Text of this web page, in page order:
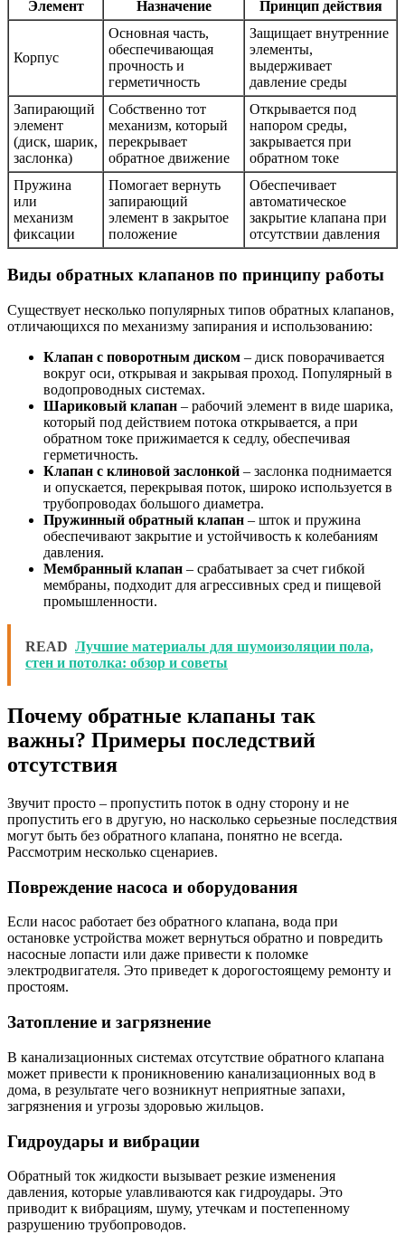
Элемент Назначение Принцип действия
Корпус
Основная часть,
обеспечивающая
прочность и
герметичность
Защищает внутренние
элементы,
выдерживает
давление среды
Запирающий
элемент
(диск, шарик,
заслонка)
Собственно тот
механизм, который
перекрывает
обратное движение
Открывается под
напором среды,
закрывается при
обратном токе
Пружина
или
механизм
фиксации
Помогает вернуть
запирающий
элемент в закрытое
положение
Обеспечивает
автоматическое
закрытие клапана при
отсутствии давления
Виды обратных клапанов по принципу работы
Существует несколько популярных типов обратных клапанов,
отличающихся по механизму запирания и использованию:
Клапан с поворотным диском – диск поворачивается
вокруг оси, открывая и закрывая проход. Популярный в
водопроводных системах.
Шариковый клапан – рабочий элемент в виде шарика,
который под действием потока открывается, а при
обратном токе прижимается к седлу, обеспечивая
герметичность.
Клапан с клиновой заслонкой – заслонка поднимается
и опускается, перекрывая поток, широко используется в
трубопроводах большого диаметра.
Пружинный обратный клапан – шток и пружина
обеспечивают закрытие и устойчивость к колебаниям
давления.
Мембранный клапан – срабатывает за счет гибкой
мембраны, подходит для агрессивных сред и пищевой
промышленности.
READ Лучшие материалы для шумоизоляции пола,
стен и потолка: обзор и советы
Почему обратные клапаны так
важны? Примеры последствий
отсутствия
Звучит просто – пропустить поток в одну сторону и не
пропустить его в другую, но насколько серьезные последствия
могут быть без обратного клапана, понятно не всегда.
Рассмотрим несколько сценариев.
Повреждение насоса и оборудования
Если насос работает без обратного клапана, вода при
остановке устройства может вернуться обратно и повредить
насосные лопасти или даже привести к поломке
электродвигателя. Это приведет к дорогостоящему ремонту и
простоям.
Затопление и загрязнение
В канализационных системах отсутствие обратного клапана
может привести к проникновению канализационных вод в
дома, в результате чего возникнут неприятные запахи,
загрязнения и угрозы здоровью жильцов.
Гидроудары и вибрации
Обратный ток жидкости вызывает резкие изменения
давления, которые улавливаются как гидроудары. Это
приводит к вибрациям, шуму, утечкам и постепенному
разрушению трубопроводов.